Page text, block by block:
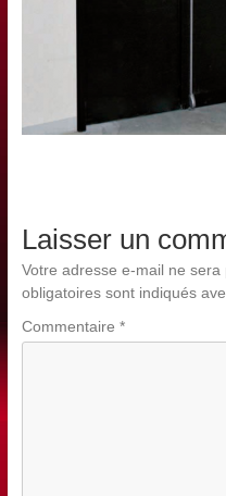
Laisser un
Votre adresse e-mail ne sera
obligatoires sont indiqués
Commentaire *